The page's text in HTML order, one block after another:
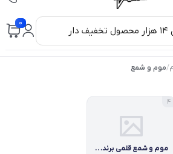
0
/موم و شمع
4
موم و شمع قلمی برند شاینی